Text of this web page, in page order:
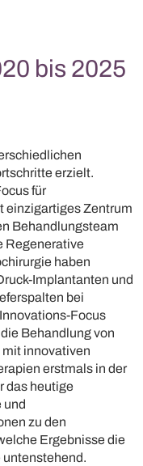
bis 2025
erzielt.
für
einzigartiges Zentrum
Behandlungsteam
Regenerative
haben
Implantanten und
bei
Focus
Behandlung von
innovativen
erstmals in der
das heutige
und
zu den
Ergebnisse die
untenstehend.